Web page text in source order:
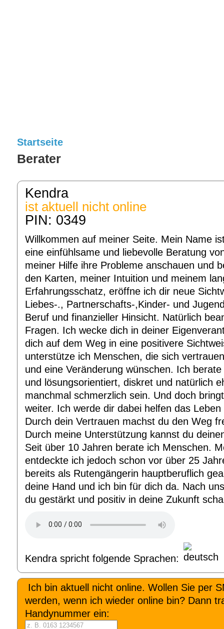
Startseite
Berater
Kendra
ist aktuell nicht online
PIN: 0349
Willkommen auf meiner Seite. Mein Name
eine einfühlsame und liebevolle Beratung
meiner Hilfe ihre Probleme anschauen und
den Karten, meiner Intuition und meinem
Erfahrungsschatz, eröffne ich dir neue
Liebes-., Partnerschafts-,Kinder- und
Beruf und finanzieller Hinsicht. Natürlich
Fragen. Ich wecke dich in deiner
dich auf dem Weg in eine positivere
unterstütze ich Menschen, die sich
und eine Veränderung wünschen. Ich
und lösungsorientiert, diskret und natürlich
manchmal schmerzlich sein. Und doch
weiter. Ich werde dir dabei helfen das
Durch dein Vertrauen machst du den Weg
Durch meine Unterstützung kannst du
Seit über 10 Jahren berate ich Menschen.
entdeckte ich jedoch schon vor über 25
bereits als Rutengängerin hauptberuflich
deine Hand und ich bin für dich da. Nach
du gestärkt und positiv in deine Zukunft
Kendra spricht folgende Sprachen:
Ich bin aktuell nicht online. Wollen Sie per
werden, wenn ich wieder online bin? Dann
Handynummer ein: